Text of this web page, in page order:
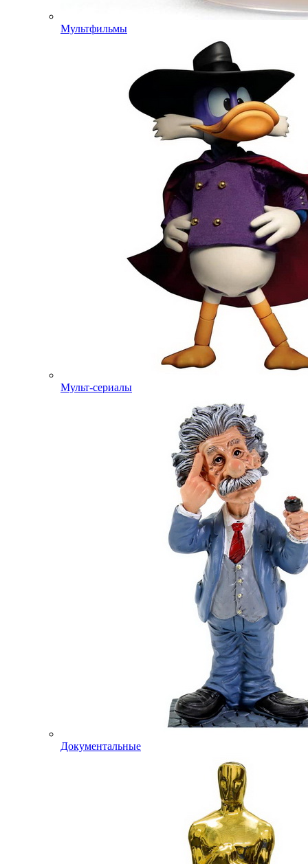
Мультфильмы
Мульт-сериалы
Документальные